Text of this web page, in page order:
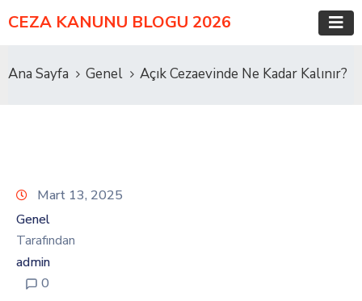
CEZA KANUNU BLOGU 2026
Ana Sayfa Genel Açık Cezaevinde Ne Kadar Kalınır?
Mart 13, 2025
Genel
Tarafından
admin
0